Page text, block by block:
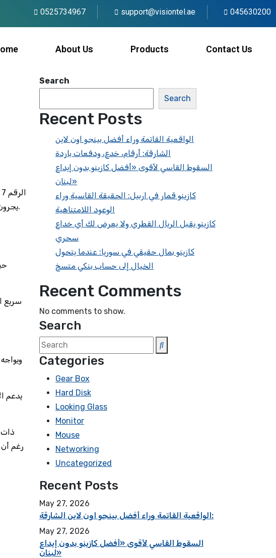
0525734967 support@visiontel.ae 045630200
About Us Products Contact Us
يجرون “قمار عملات رقمية” يخسرون أكثر من 2 000 دولار في أسبوع واحد. لا شيء سحري، مجرد إحصاء قاسي.
Search
Search
Recent Posts
الواقعية القاتمة وراء أفضل بينجو اون لاين
الشارقة: أرقام، خدع، ودفعات باردة
السقوط القاسي لأقوى «أفضل كازينو بدون إيداع
لبنان»
كازينو قمار في اربيل: الحقيقة القاسية وراء
الوعود اللامتناهية
كازينو يقبل الريال القطري ولا يعرض لك أي خداع
سحري
كازينو بمال حقيقي في سوريا: عندما يتحول
الخيال إلى حساب بنكي متسخ
Recent Comments
No comments to show.
Search
Categories
Gear Box
Hard Disk
Looking Glass
Monitor
Mouse
Networking
Uncategorized
Recent Posts
May 27, 2026
الواقعية القاتمة وراء أفضل بينجو اون لاين الشارقة:
May 27, 2026
السقوط القاسي لأقوى «أفضل كازينو بدون إيداع
لبنان»